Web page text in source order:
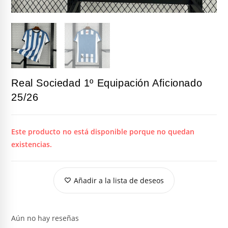
Real Sociedad 1º Equipación Aficionado
25/26
Este producto no está disponible porque no quedan
existencias.
Añadir a la lista de deseos
Aún no hay reseñas